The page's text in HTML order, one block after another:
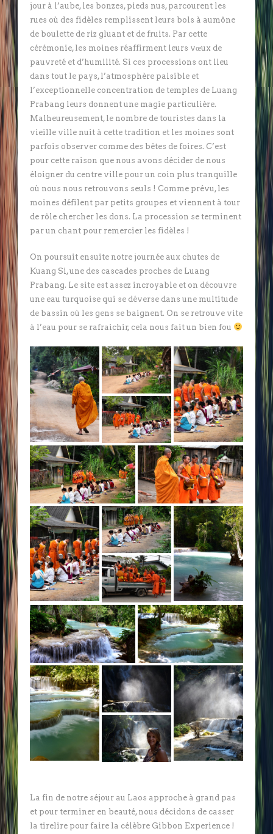
jour à l’aube, les bonzes, pieds nus, parcourent les
rues où des fidèles remplissent leurs bols à aumône
de boulette de riz gluant et de fruits. Par cette
cérémonie, les moines réaffirment leurs vœux de
pauvreté et d’humilité. Si ces processions ont lieu
dans tout le pays, l’atmosphère paisible et
l’exceptionnelle concentration de temples de Luang
Prabang leurs donnent une magie particulière.
Malheureusement, le nombre de touristes dans la
vieille ville nuit à cette tradition et les moines sont
parfois observer comme des bêtes de foires. C’est
pour cette raison que nous avons décider de nous
éloigner du centre ville pour un coin plus tranquille
où nous nous retrouvons seuls ! Comme prévu, les
moines défilent par petits groupes et viennent à tour
de rôle chercher les dons. La procession se terminent
par un chant pour remercier les fidèles !
On poursuit ensuite notre journée aux chutes de
Kuang Si, une des cascades proches de Luang
Prabang. Le site est assez incroyable et on découvre
une eau turquoise qui se déverse dans une multitude
de bassin où les gens se baignent. On se retrouve vite
à l’eau pour se rafraichir, cela nous fait un bien fou
La fin de notre séjour au Laos approche à grand pas
et pour terminer en beauté, nous décidons de casser
la tirelire pour faire la célèbre Gibbon Experience !